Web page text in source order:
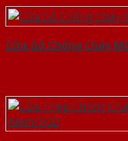
Cửa Gỗ Chống Cháy